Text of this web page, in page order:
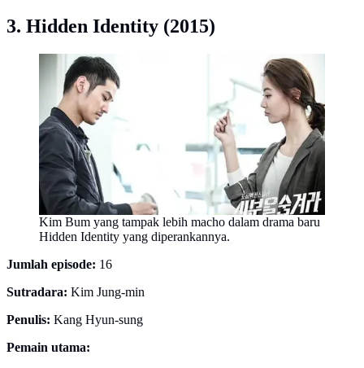
3. Hidden Identity (2015)
Kim Bum yang tampak lebih macho dalam drama baru
Hidden Identity yang diperankannya.
Jumlah episode: 16
Sutradara: Kim Jung-min
Penulis: Kang Hyun-sung
Pemain utama: